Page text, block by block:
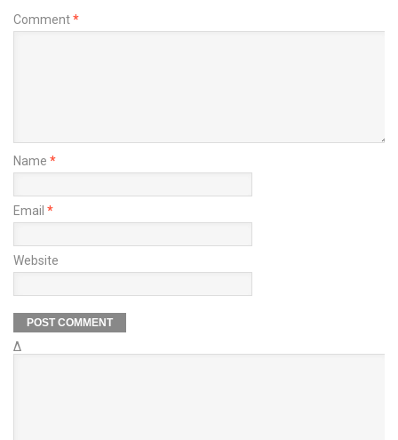
Comment*
Name *
Email *
Website
Δ